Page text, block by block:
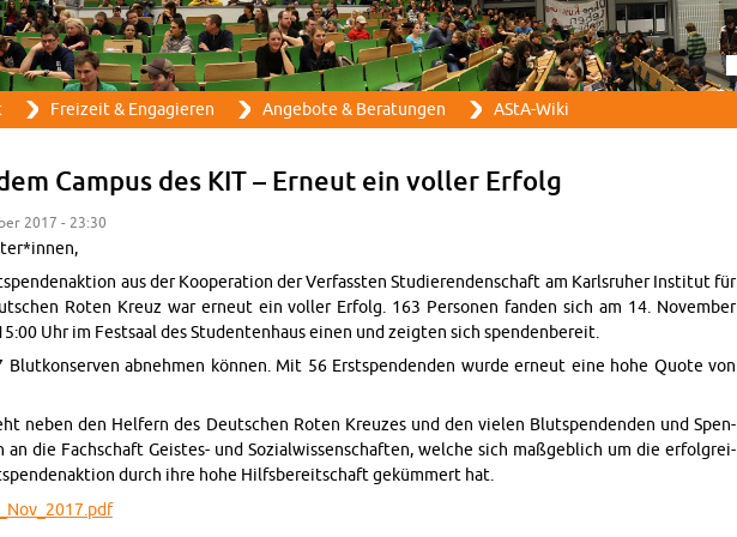
Direkt zum Inhalt
Frei­zeit & En­ga­gie­ren An­ge­bo­te & Be­ra­tun­gen AStA-Wi­ki
Cam­pus des KIT – Er­neut ein vol­ler Er­folg
2017 - 23:30
aus der Ko­ope­ra­ti­on der Ver­fass­ten Stu­die­ren­den­schaft am Karls­ru­her In­sti­tut für
Roten Kreuz war er­neut ein vol­ler Er­folg. 163 Per­so­nen fan­den sich am 14. No­vem­ber
Uhr im Fest­saal des Stu­den­ten­haus einen und zeig­ten sich spen­den­be­reit.
Blut­kon­ser­ven ab­neh­men kön­nen. Mit 56 Erst­spen­den­den wurde er­neut eine hohe Quote von
neben den Hel­fern des Deut­schen Roten Kreu­zes und den vie­len Blut­spen­den­den und Spen­
die Fach­schaft Geis­tes- und So­zi­al­wis­sen­schaf­ten, wel­che sich maß­geb­lich um die er­folg­rei­
durch ihre hohe Hilfs­be­reit­schaft ge­küm­mert hat.